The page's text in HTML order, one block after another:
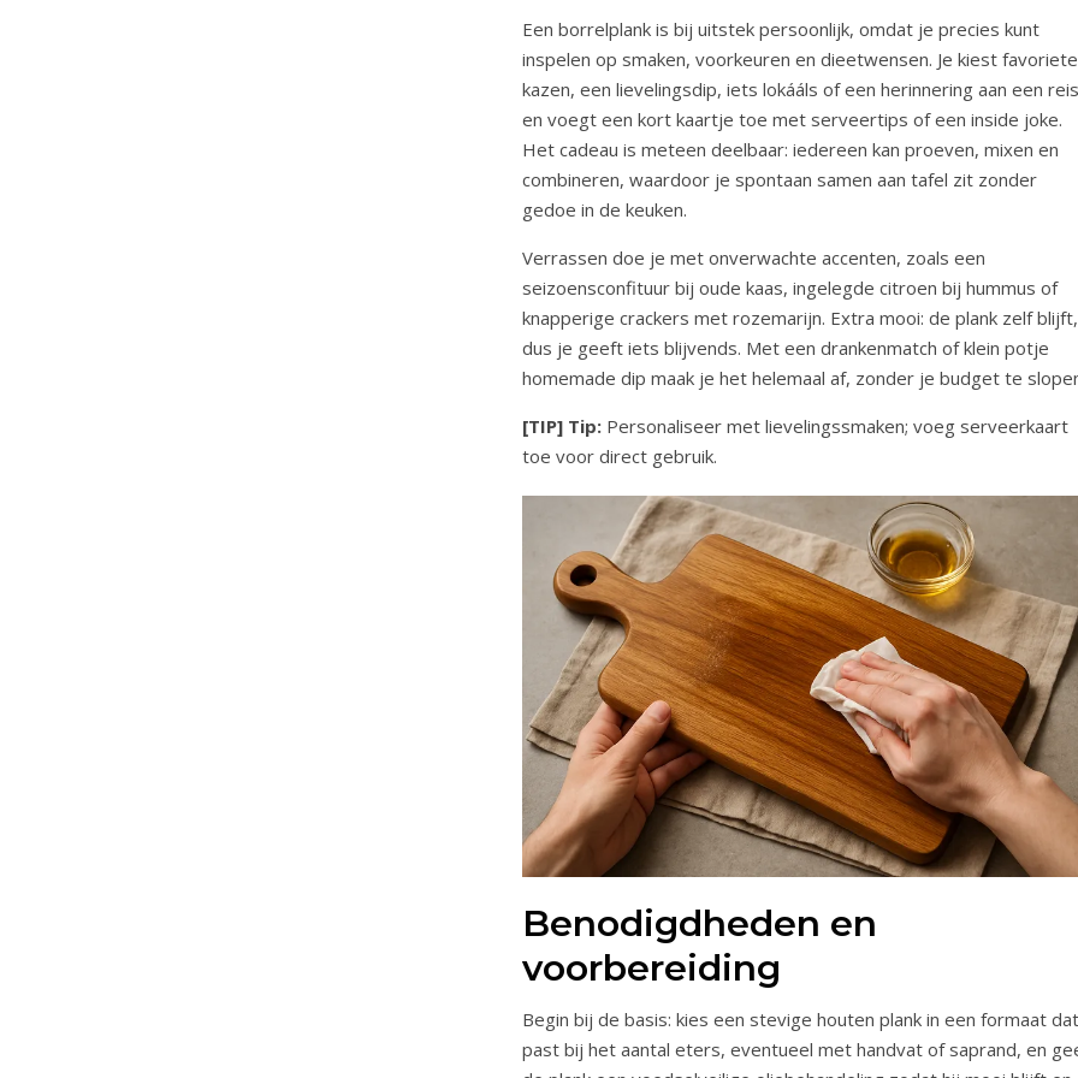
Een borrelplank is bij uitstek persoonlijk, omdat je precies kunt
inspelen op smaken, voorkeuren en dieetwensen. Je kiest favoriete
kazen, een lievelingsdip, iets lokááls of een herinnering aan een
en voegt een kort kaartje toe met serveertips of een inside joke.
Het cadeau is meteen deelbaar: iedereen kan proeven, mixen en
combineren, waardoor je spontaan samen aan tafel zit zonder
gedoe in de keuken.
Verrassen doe je met onverwachte accenten, zoals een
seizoensconfituur bij oude kaas, ingelegde citroen bij hummus of
knapperige crackers met rozemarijn. Extra mooi: de plank zelf blijft,
dus je geeft iets blijvends. Met een drankenmatch of klein potje
homemade dip maak je het helemaal af, zonder je budget te
[TIP] Tip: Personaliseer met lievelingssmaken; voeg serveerkaart
toe voor direct gebruik.
Benodigdheden en
voorbereiding
Begin bij de basis: kies een stevige houten plank in een formaat dat
past bij het aantal eters, eventueel met handvat of saprand, en